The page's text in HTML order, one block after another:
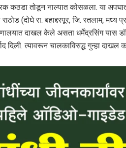
कठडा तोडून नाल्यात कोसळला. या
(दोघे रा. बहाद्दरपूर, जि. रतलाम,
दाखल केले असता धर्मेंद्रसिंग यास
दिली. त्यावरून चालकाविरुद्ध गुन्हा